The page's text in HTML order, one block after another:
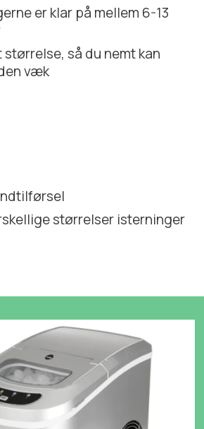
er klar på mellem 6-13
størrelse, så du nemt kan
væk
størrelser isterninger